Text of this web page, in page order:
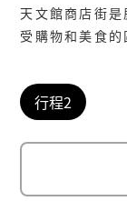
天文館商店街
受購物和美食的
行程2